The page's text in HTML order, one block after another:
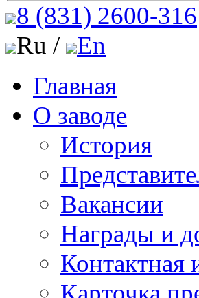
8 (831) 2600-316
Ru /
En
Главная
О заводе
История
Вакансии
Награды и
Контактная